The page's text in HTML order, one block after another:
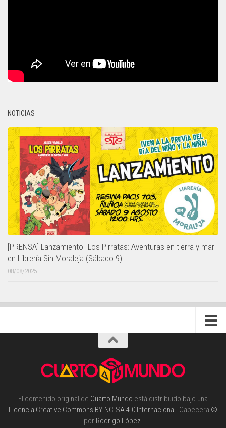
NOTICIAS
[PRENSA] Lanzamiento "Los Pirratas: Aventuras en tierra y mar"
en Librería Sin Moraleja (Sábado 9)
08/08/2025
El contenido original de Cuarto Mundo está distribuido bajo una
Licencia Creative Commons BY-NC-SA 4.0 Internacional . Cabecera ©
por Rodrigo López.